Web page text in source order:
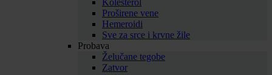
Kolesterol
Proširene vene
Hemeroidi
Sve za srce i krvne žile
Probava
Želučane tegobe
Zatvor